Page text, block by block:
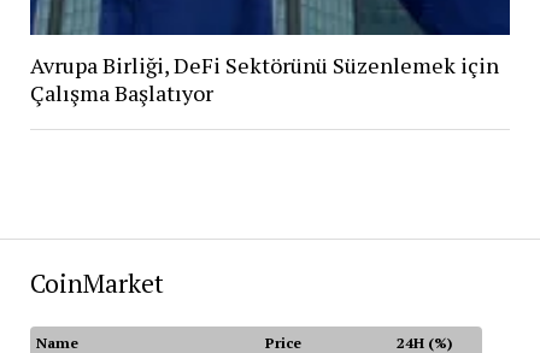
CoinMarket
Name Price
24H (%)
Avrupa Birliği, DeFi Sektörünü Süzenlemek için
Çalışma Başlatıyor